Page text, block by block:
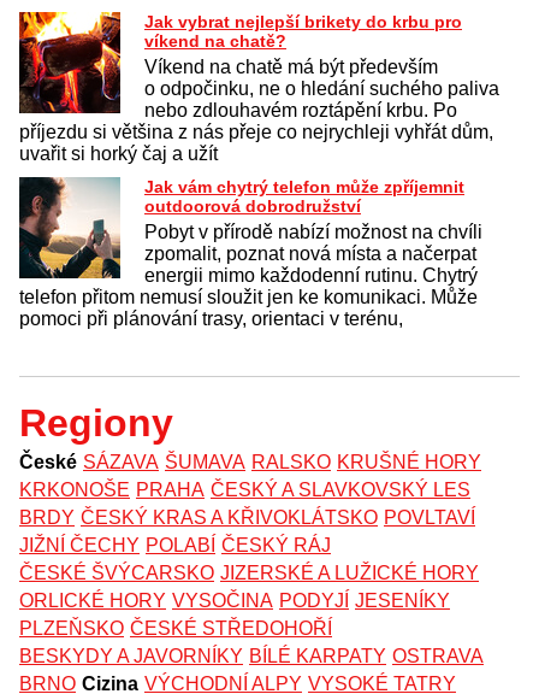
Jak vybrat nejlepší brikety do krbu pro
víkend na chatě?
Víkend na chatě má být především
o odpočinku, ne o hledání suchého paliva
nebo zdlouhavém roztápění krbu. Po
příjezdu si většina z nás přeje co nejrychleji vyhřát dům,
uvařit si horký čaj a užít
Jak vám chytrý telefon může zpříjemnit
outdoorová dobrodružství
Pobyt v přírodě nabízí možnost na chvíli
zpomalit, poznat nová místa a načerpat
energii mimo každodenní rutinu. Chytrý
telefon přitom nemusí sloužit jen ke komunikaci. Může
pomoci při plánování trasy, orientaci v terénu,
Regiony
České SÁZAVA ŠUMAVA RALSKO KRUŠNÉ HORY
KRKONOŠE PRAHA ČESKÝ A SLAVKOVSKÝ LES
BRDY ČESKÝ KRAS A KŘIVOKLÁTSKO POVLTAVÍ
JIŽNÍ ČECHY POLABÍ ČESKÝ RÁJ
ČESKÉ ŠVÝCARSKO JIZERSKÉ A LUŽICKÉ HORY
ORLICKÉ HORY VYSOČINA PODYJÍ JESENÍKY
PLZEŇSKO ČESKÉ STŘEDOHOŘÍ
BESKYDY A JAVORNÍKY BÍLÉ KARPATY OSTRAVA
BRNO Cizina VÝCHODNÍ ALPY VYSOKÉ TATRY